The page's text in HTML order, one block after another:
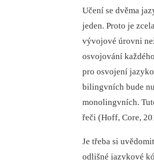
Učení se dvěma
jeden. Proto je
vývojové úrovni
osvojování
pro osvojení
bilingvních bude
monolingvních.
řeči (Hoff, Core,
Je třeba si
odlišné jazykové